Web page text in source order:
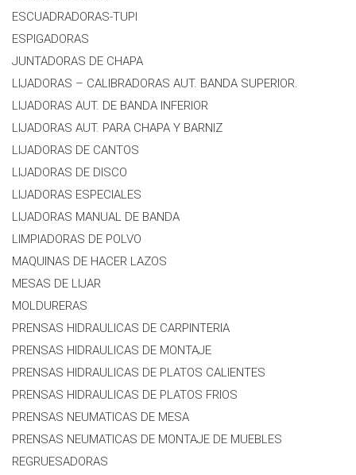
ESCUADRADORAS-TUPI
ESPIGADORAS
JUNTADORAS DE CHAPA
LIJADORAS – CALIBRADORAS AUT. BANDA SUPERIOR.
LIJADORAS AUT. DE BANDA INFERIOR
LIJADORAS AUT. PARA CHAPA Y BARNIZ
LIJADORAS DE CANTOS
LIJADORAS DE DISCO
LIJADORAS ESPECIALES
LIJADORAS MANUAL DE BANDA
LIMPIADORAS DE POLVO
MAQUINAS DE HACER LAZOS
MESAS DE LIJAR
MOLDURERAS
PRENSAS HIDRAULICAS DE CARPINTERIA
PRENSAS HIDRAULICAS DE MONTAJE
PRENSAS HIDRAULICAS DE PLATOS CALIENTES
PRENSAS HIDRAULICAS DE PLATOS FRIOS
PRENSAS NEUMATICAS DE MESA
PRENSAS NEUMATICAS DE MONTAJE DE MUEBLES
REGRUESADORAS